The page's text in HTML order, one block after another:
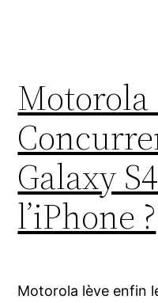
Motorola
Galaxy
l’iPhone ?
Motorola lève enfin